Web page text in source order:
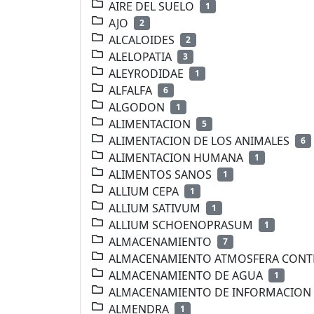
AIRE DEL SUELO 1
AJO 2
ALCALOIDES 2
ALELOPATIA 3
ALEYRODIDAE 1
ALFALFA 6
ALGODON 1
ALIMENTACION 5
ALIMENTACION DE LOS ANIMALES 6
ALIMENTACION HUMANA 1
ALIMENTOS SANOS 1
ALLIUM CEPA 1
ALLIUM SATIVUM 1
ALLIUM SCHOENOPRASUM 1
ALMACENAMIENTO 7
ALMACENAMIENTO ATMOSFERA
ALMACENAMIENTO DE AGUA 1
ALMACENAMIENTO DE INFORMACION
ALMENDRA 1